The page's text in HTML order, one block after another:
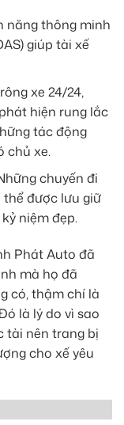
năng thông minh
giúp tài xế
xe 24/24,
hiện rung lắc
tác động
chủ xe.
chuyến đi
được lưu giữ
niệm đẹp.
Phát Auto đã
mà họ đã
có, thậm chí là
là lý do vì sao
tài nên trang bị
cho xế yêu